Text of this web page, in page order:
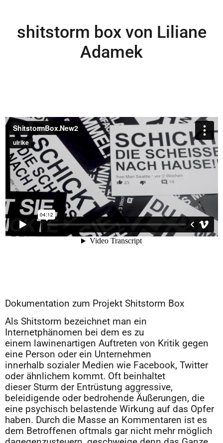
shitstorm box von Liliane
Adamek
Dokumentation zum Projekt Shitstorm Box
Als Shitstorm bezeichnet man ein
Internetphänomen bei dem es zu
einem lawinenartigen Auftreten von Kritik gegen
eine Person oder ein Unternehmen
innerhalb sozialer Medien wie Facebook, Twitter
oder ähnlichem kommt. Oft beinhaltet
dieser Sturm der Entrüstung aggressive,
beleidigende oder bedrohende Äußerungen, die
eine psychisch belastende Wirkung auf das Opfer
haben. Durch die Masse an Kommentaren ist es
dem Betroffenen oftmals gar nicht mehr möglich